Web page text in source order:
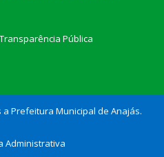
Pública
Prefeitura Municipal de Anajás.
Administrativa